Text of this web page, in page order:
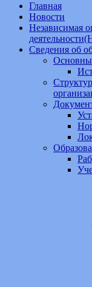
Главная
Новости
Независимая
Сведения об